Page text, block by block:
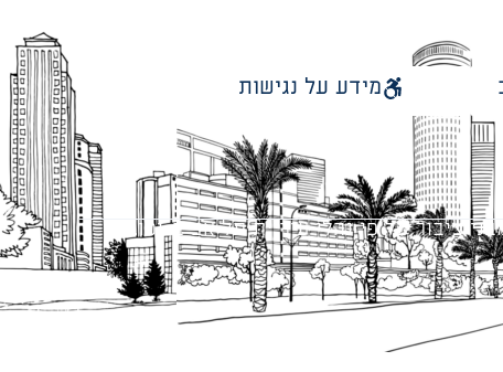
מידע על נגישות
ציבור על פי נהלי עיריית תל אביב-יפו.